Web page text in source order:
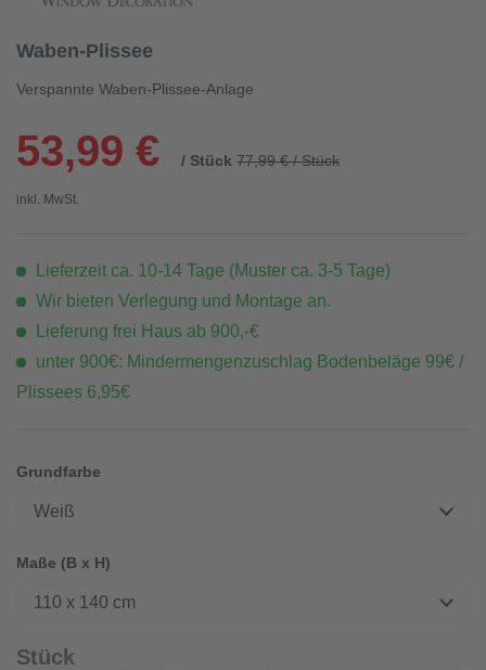
Waben-Plissee
Verspannte Waben-Plissee-Anlage
53,99 € / Stück 77,99 € / Stück
inkl. MwSt.
Lieferzeit ca. 10-14 Tage (Muster ca. 3-5 Tage)
Wir bieten Verlegung und Montage an.
Lieferung frei Haus ab 900,-€
unter 900€: Mindermengenzuschlag Bodenbeläge 99€ /
Plissees 6,95€
Grundfarbe
Weiß
Maße (B x H)
110 x 140 cm
Stück